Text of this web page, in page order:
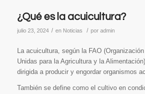
¿Qué es la acuicultura?
julio 23, 2024 / en Noticias / por admin
La acuicultura, según la FAO
Unidas para la Agricultura y la
dirigida a producir y engordar organismos
También se define como el cultivo en